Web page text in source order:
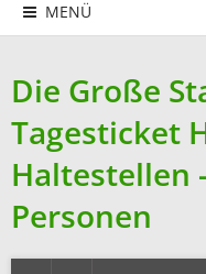
MENÜ
Die Große
Tagesticket
Haltestellen
Personen